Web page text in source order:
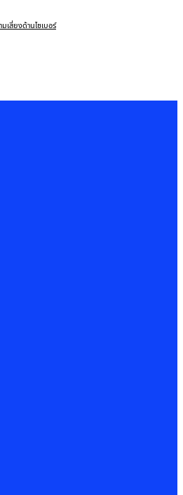
เสี่ยงด้านไซเบอร์